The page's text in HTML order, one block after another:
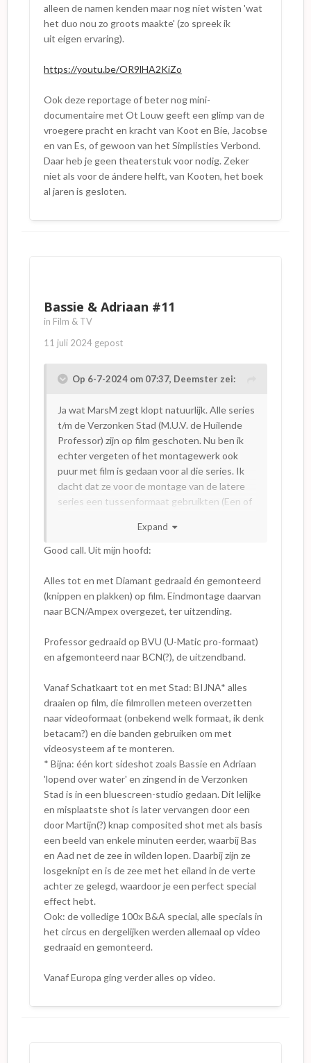
alleen de namen kenden maar nog niet wisten 'wat
het duo nou zo groots maakte' (zo spreek ik
uit eigen ervaring).
https://youtu.be/OR9lHA2KiZo
Ook deze reportage of beter nog mini-
documentaire met Ot Louw geeft een glimp van de
vroegere pracht en kracht van Koot en Bie, Jacobse
en van Es, of gewoon van het Simplisties Verbond.
Daar heb je geen theaterstuk voor nodig. Zeker
niet als voor de ándere helft, van Kooten, het boek
al jaren is gesloten.
Bassie & Adriaan #11
in Film & TV
11 juli 2024 gepost
Op 6-7-2024 om 07:37, Deemster zei:
Ja wat MarsM zegt klopt natuurlijk. Alle series
t/m de Verzonken Stad (M.U.V. de Huilende
Professor) zijn op film geschoten. Nu ben ik
echter vergeten of het montagewerk ook
puur met film is gedaan voor al die series. Ik
dacht dat ze voor de montage van de latere
series een tussenformaat gebruikten (Een of
boy dit ook aanhalen op pagina 7.
Expand
Good call. Uit mijn hoofd:
Alles tot en met Diamant gedraaid én gemonteerd
(knippen en plakken) op film. Eindmontage daarvan
naar BCN/Ampex overgezet, ter uitzending.
Professor gedraaid op BVU (U-Matic pro-formaat)
en afgemonteerd naar BCN(?), de uitzendband.
Vanaf Schatkaart tot en met Stad: BIJNA* alles
draaien op film, die filmrollen meteen overzetten
naar videoformaat (onbekend welk formaat, ik denk
betacam?) en díe banden gebruiken om met
videosysteem af te monteren.
* Bijna: één kort sideshot zoals Bassie en Adriaan
'lopend over water' en zingend in de Verzonken
Stad is in een bluescreen-studio gedaan. Dit lelijke
en misplaatste shot is later vervangen door een
door Martijn(?) knap composited shot met als basis
een beeld van enkele minuten eerder, waarbij Bas
en Aad net de zee in wilden lopen. Daarbij zijn ze
losgeknipt en is de zee met het eiland in de verte
achter ze gelegd, waardoor je een perfect special
effect hebt.
Ook: de volledige 100x B&A special, alle specials in
het circus en dergelijken werden allemaal op video
gedraaid en gemonteerd.
Vanaf Europa ging verder alles op video.